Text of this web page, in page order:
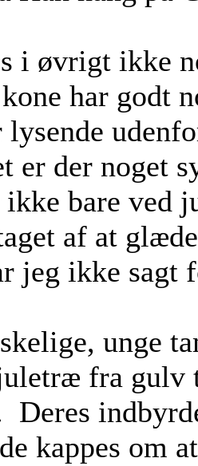
i øvrigt ikke
har godt
lysende
er der noget
bare ved
af at
jeg ikke sagt
unge
fra gulv
Deres
kappes om